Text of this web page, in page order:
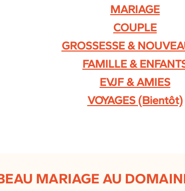
MARIAGE
COUPLE
GROSSESSE &
FAMILLE &
EVJF & AMIES
VOYAGES (Bientôt)
MARIAGE AU